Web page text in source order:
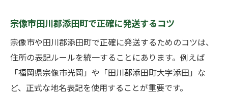
宗像市田川郡添田町で正確に発送するコツ
宗像市や田川郡添田町で正確に発送するためのコツは、
住所の表記ルールを統一することにあります。例えば
「福岡県宗像市光岡」や「田川郡添田町大字添田」な
ど、正式な地名表記を使用することが重要です。